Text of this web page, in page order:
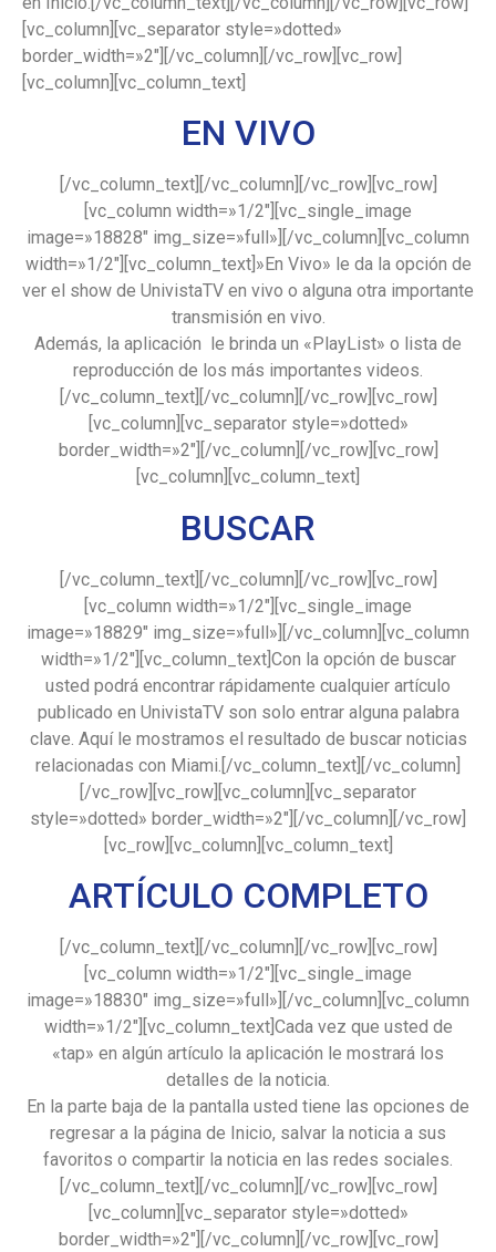
[vc_column][vc_separator style=»dotted»
border_width=»2″][/vc_column][/vc_row][vc_row]
[vc_column][vc_column_text]
EN VIVO
[/vc_column_text][/vc_column][/vc_row][vc_row]
[vc_column width=»1/2″][vc_single_image
image=»18828″ img_size=»full»][/vc_column][vc_column
width=»1/2″][vc_column_text]»En Vivo» le da la opción de
ver el show de UnivistaTV en vivo o alguna otra importante
transmisión en vivo.
Además, la aplicación le brinda un «PlayList» o lista de
reproducción de los más importantes videos.
[/vc_column_text][/vc_column][/vc_row][vc_row]
[vc_column][vc_separator style=»dotted»
border_width=»2″][/vc_column][/vc_row][vc_row]
[vc_column][vc_column_text]
BUSCAR
[/vc_column_text][/vc_column][/vc_row][vc_row]
[vc_column width=»1/2″][vc_single_image
image=»18829″ img_size=»full»][/vc_column][vc_column
width=»1/2″][vc_column_text]Con la opción de buscar
usted podrá encontrar rápidamente cualquier artículo
publicado en UnivistaTV son solo entrar alguna palabra
clave. Aquí le mostramos el resultado de buscar noticias
relacionadas con Miami.[/vc_column_text][/vc_column]
[/vc_row][vc_row][vc_column][vc_separator
style=»dotted» border_width=»2″][/vc_column][/vc_row]
[vc_row][vc_column][vc_column_text]
ARTÍCULO COMPLETO
[/vc_column_text][/vc_column][/vc_row][vc_row]
[vc_column width=»1/2″][vc_single_image
image=»18830″ img_size=»full»][/vc_column][vc_column
width=»1/2″][vc_column_text]Cada vez que usted de
«tap» en algún artículo la aplicación le mostrará los
detalles de la noticia.
En la parte baja de la pantalla usted tiene las opciones de
regresar a la página de Inicio, salvar la noticia a sus
favoritos o compartir la noticia en las redes sociales.
[/vc_column_text][/vc_column][/vc_row][vc_row]
[vc_column][vc_separator style=»dotted»
border_width=»2″][/vc_column][/vc_row][vc_row]